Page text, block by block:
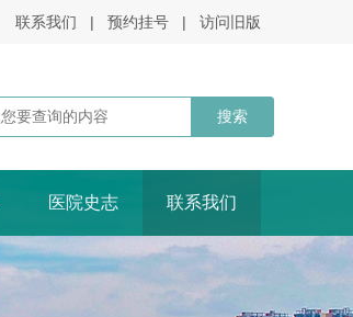
联系我们 | 预约挂号 | 访问旧版
医院史志 联系我们